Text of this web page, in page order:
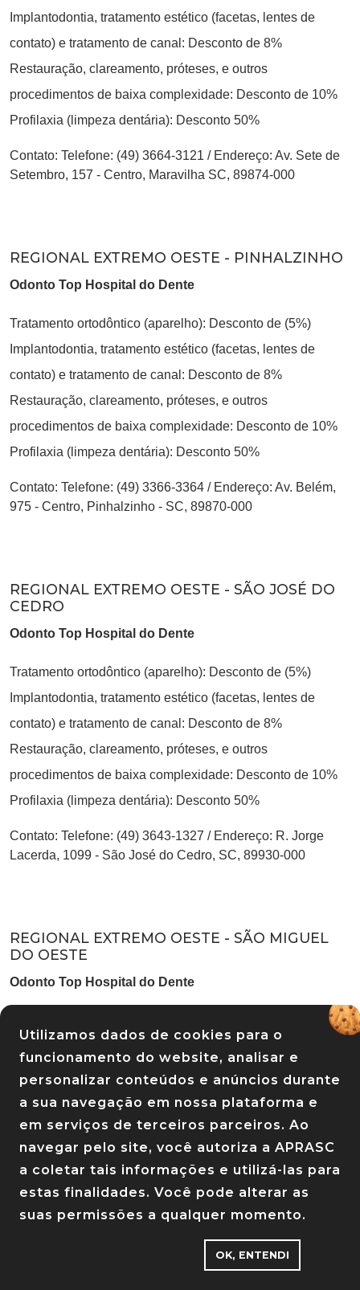
Implantodontia, tratamento estético (facetas, lentes de
contato) e tratamento de canal: Desconto de 8%
Restauração, clareamento, próteses, e outros
procedimentos de baixa complexidade: Desconto de 10%
Profilaxia (limpeza dentária): Desconto 50%
Contato: Telefone: (49) 3664-3121 / Endereço: Av. Sete de
Setembro, 157 - Centro, Maravilha SC, 89874-000
REGIONAL EXTREMO OESTE - PINHALZINHO
Odonto Top Hospital do Dente
Tratamento ortodôntico (aparelho): Desconto de (5%)
Implantodontia, tratamento estético (facetas, lentes de
contato) e tratamento de canal: Desconto de 8%
Restauração, clareamento, próteses, e outros
procedimentos de baixa complexidade: Desconto de 10%
Profilaxia (limpeza dentária): Desconto 50%
Contato: Telefone: (49) 3366-3364 / Endereço: Av. Belém,
975 - Centro, Pinhalzinho - SC, 89870-000
REGIONAL EXTREMO OESTE - SÃO JOSÉ DO
CEDRO
Odonto Top Hospital do Dente
Tratamento ortodôntico (aparelho): Desconto de (5%)
Implantodontia, tratamento estético (facetas, lentes de
contato) e tratamento de canal: Desconto de 8%
Restauração, clareamento, próteses, e outros
procedimentos de baixa complexidade: Desconto de 10%
Profilaxia (limpeza dentária): Desconto 50%
Contato: Telefone: (49) 3643-1327 / Endereço: R. Jorge
Lacerda, 1099 - São José do Cedro, SC, 89930-000
REGIONAL EXTREMO OESTE - SÃO MIGUEL
DO OESTE
Odonto Top Hospital do Dente
Implantodontia, tratamento estético (facetas, lentes de
contato) e tratamento de canal: Desconto de 8%
Restauração, clareamento, próteses, e outros
procedimentos de baixa complexidade: Desconto de 10%
Profilaxia (limpeza dentária): Desconto 50%
Telefone: (49) 3621-2462
Endereço: R. Duque de
Caxias, 1308 - Centro, São Miguel do Oeste - SC
Utilizamos dados de cookies para o
funcionamento do website, analisar e
personalizar conteúdos e anúncios durante
a sua navegação em nossa plataforma e
em serviços de terceiros parceiros. Ao
navegar pelo site, você autoriza a APRASC
a coletar tais informações e utilizá-las para
estas finalidades. Você pode alterar as
suas permissões a qualquer momento.
OK, ENTENDI